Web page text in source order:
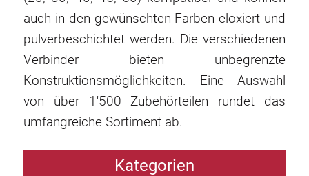
auch in den gewünschten Farben eloxiert und
pulverbeschichtet werden. Die verschiedenen
Verbinder bieten unbegrenzte
Konstruktionsmöglichkeiten. Eine Auswahl
von über 1'500 Zubehörteilen rundet das
umfangreiche Sortiment ab.
Kategorien